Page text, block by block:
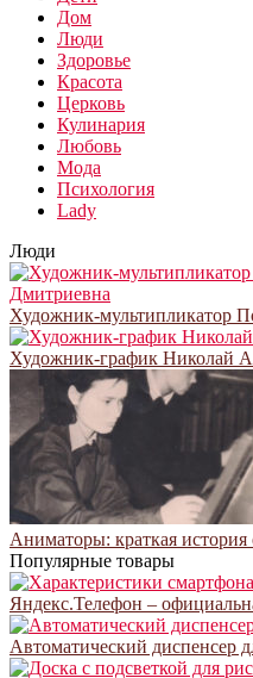
Дом
Люди
Здоровье
Красота
Церковь
Кулинария
Любовь
Мода
Психология
Lady
Люди
Художник-мультипликатор
Художник-график Николай
Аниматоры: краткая история
Популярные товары
Яндекс.Телефон –
Автоматический диспенсер